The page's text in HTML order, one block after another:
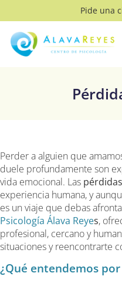
Pide una
Perder a alguien que
duele profundamente son
vida emocional. Las
experiencia humana, y
es un viaje que debas
Psicología Álava Reyes,
profesional, cercano y
situaciones y reencontrarte
¿Qué entendemos